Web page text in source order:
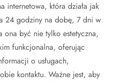
internetowa, która działa jak
24 godziny na dobę, 7 dni w
ona być nie tylko estetyczna,
funkcjonalna, oferując
o usługach,
kontaktu. Ważne jest, aby